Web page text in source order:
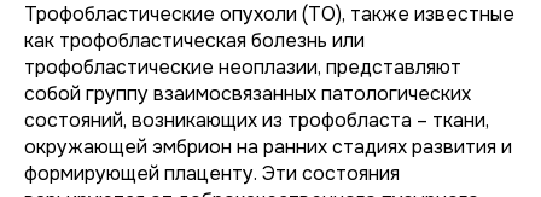
Трофобластические опухоли (ТО), также известные
как трофобластическая болезнь или
трофобластические неоплазии, представляют
собой группу взаимосвязанных патологических
состояний, возникающих из трофобласта – ткани,
окружающей эмбрион на ранних стадиях развития и
формирующей плаценту. Эти состояния